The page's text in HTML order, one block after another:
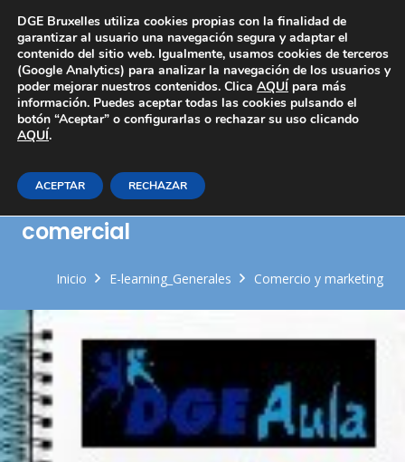
Área Privada
Oportunidades y puesta en
marcha de la actividad de
ventas e intermediación
comercial
Inicio E-learning_Generales Comercio y marketing
DGE Bruxelles utiliza cookies propias con la finalidad de
garantizar al usuario una navegación segura y adaptar el
contenido del sitio web. Igualmente, usamos cookies de terceros
(Google Analytics) para analizar la navegación de los usuarios y
poder mejorar nuestros contenidos. Clica AQUÍ para más
información. Puedes aceptar todas las cookies pulsando el
botón “Aceptar” o configurarlas o rechazar su uso clicando
AQUÍ.
ACEPTAR RECHAZAR